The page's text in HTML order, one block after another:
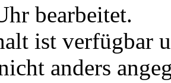
bearbeitet.
ist verfügbar
anders